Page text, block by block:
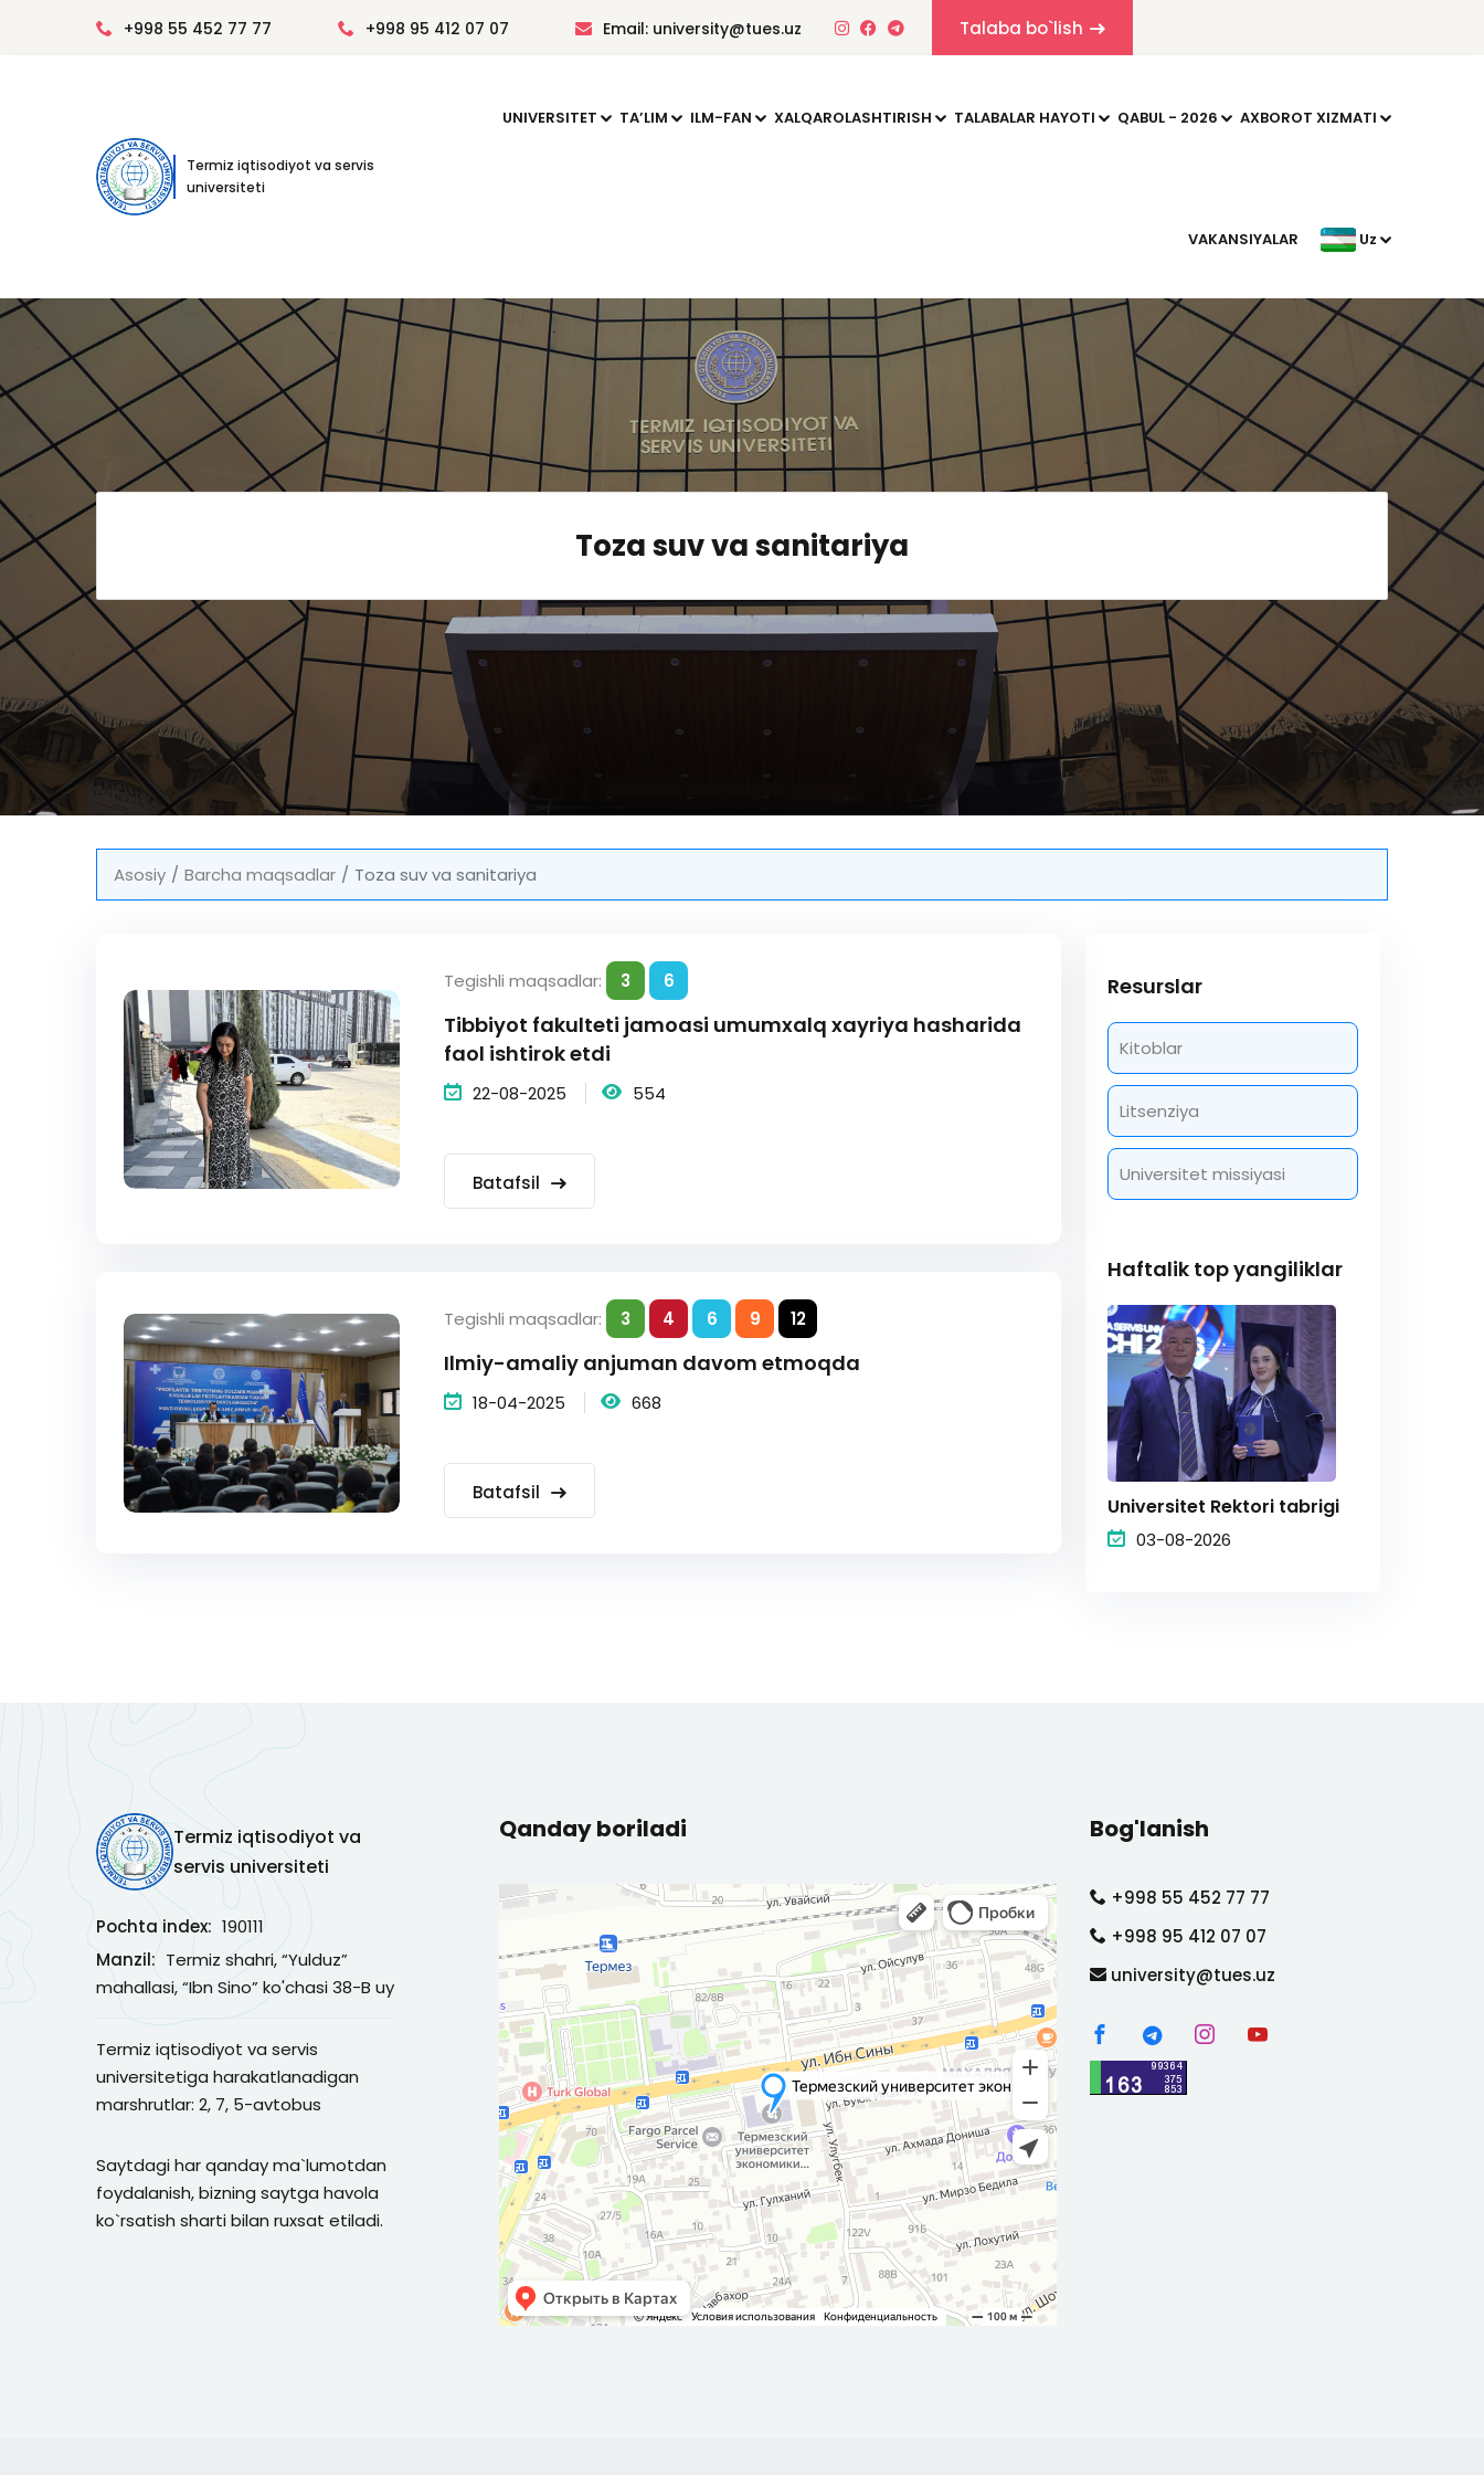
+998 55 452 77 77 +998 95 412 07 07 Email: university@tues.uz Talaba bo`lish
Termiz iqtisodiyot va servis
universiteti
UNIVERSITET TAʼLIM ILM-FAN XALQAROLASHTIRISH TALABALAR HAYOTI QABUL - 2026 AXBOROT XIZMATI
VAKANSIYALAR Uz
Toza suv va sanitariya
Asosiy Barcha maqsadlar Toza suv va sanitariya
Tegishli maqsadlar: 3 6
Tibbiyot fakulteti jamoasi umumxalq xayriya hasharida
faol ishtirok etdi
22-08-2025 554
Batafsil
Tegishli maqsadlar: 3 4 6 9 12
Ilmiy-amaliy anjuman davom etmoqda
18-04-2025 668
Batafsil
Resurslar
Kitoblar
Litsenziya
Universitet missiyasi
Haftalik top yangiliklar
Universitet Rektori tabrigi
03-08-2026
Termiz iqtisodiyot va
servis universiteti
Pochta index: 190111
Manzil: Termiz shahri, “Yulduz”
mahallasi, “Ibn Sino” ko'chasi 38-B uy
Termiz iqtisodiyot va servis
universitetiga harakatlanadigan
marshrutlar: 2, 7, 5-avtobus
Saytdagi har qanday ma`lumotdan
foydalanish, bizning saytga havola
ko`rsatish sharti bilan ruxsat etiladi.
Qanday boriladi Bog'lanish
+998 55 452 77 77
+998 95 412 07 07
university@tues.uz